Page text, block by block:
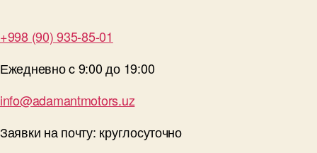
+998 (90) 935-85-01
Ежедневно c 9:00 до 19:00
info@adamantmotors.uz
Заявки на почту: круглосуточно